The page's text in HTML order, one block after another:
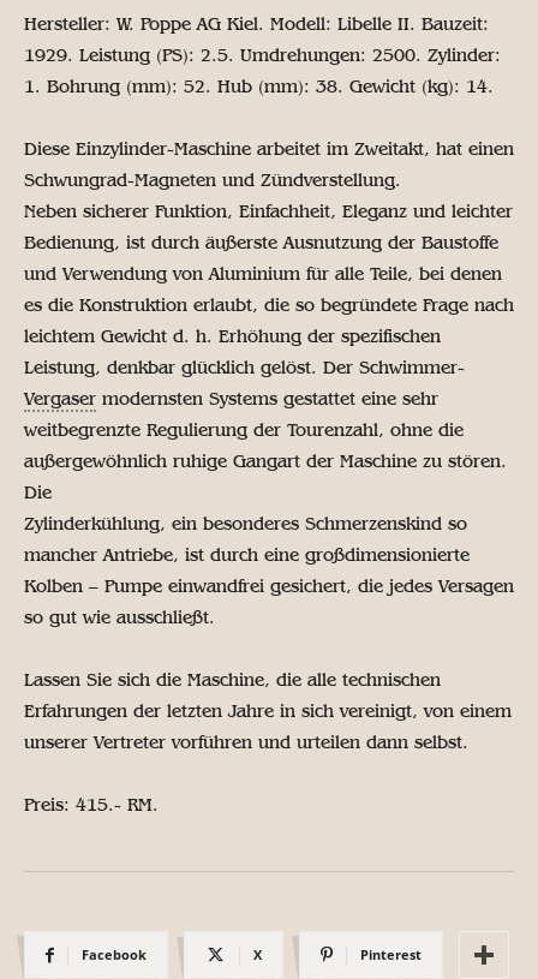
Hersteller: W. Poppe AG Kiel. Modell: Libelle II. Bauzeit:
1929. Leistung (PS): 2.5. Umdrehungen: 2500. Zylinder:
1. Bohrung (mm): 52. Hub (mm): 38. Gewicht (kg): 14.
Diese Einzylinder-Maschine arbeitet im Zweitakt, hat einen
Schwungrad-Magneten und Zündverstellung.
Neben sicherer Funktion, Einfachheit, Eleganz und leichter
Bedienung, ist durch äußerste Ausnutzung der Baustoffe
und Verwendung von Aluminium für alle Teile, bei denen
es die Konstruktion erlaubt, die so begründete Frage nach
leichtem Gewicht d. h. Erhöhung der spezifischen
Leistung, denkbar glücklich gelöst. Der Schwimmer-
Vergaser modernsten Systems gestattet eine sehr
weitbegrenzte Regulierung der Tourenzahl, ohne die
außergewöhnlich ruhige Gangart der Maschine zu stören.
Die
Zylinderkühlung, ein besonderes Schmerzenskind so
mancher Antriebe, ist durch eine großdimensionierte
Kolben – Pumpe einwandfrei gesichert, die jedes Versagen
so gut wie ausschließt.
Lassen Sie sich die Maschine, die alle technischen
Erfahrungen der letzten Jahre in sich vereinigt, von einem
unserer Vertreter vorführen und urteilen dann selbst.
Preis: 415.- RM.
Facebook X Pinterest